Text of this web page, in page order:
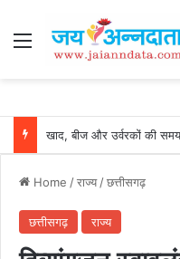
Menu
Home /राज्य/छत्तीसगढ़
छत्तीसगढ़ राज्य